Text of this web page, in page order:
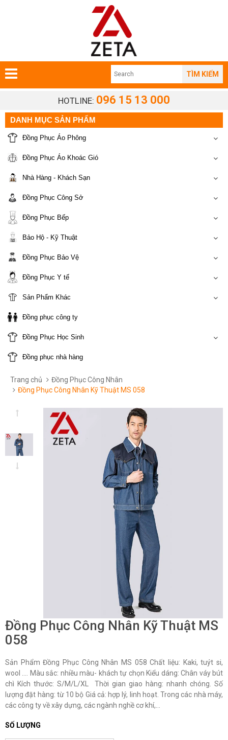
TÌM KIẾM
HOTLINE: 096 15 13 000
DANH MỤC SẢN PHẨM
Đồng Phục Áo Phông
Đồng Phục Áo Khoác Gió
Nhà Hàng - Khách Sạn
Đồng Phục Công Sở
Đồng Phục Bếp
Bảo Hộ - Kỹ Thuật
Đồng Phục Bảo Vệ
Đồng Phục Y tế
Sản Phẩm Khác
Đồng phục công ty
Đồng Phục Học Sinh
Đồng phục nhà hàng
Trang chủ
Đồng Phục Công Nhân
Đồng Phục Công Nhân Kỹ Thuật MS 058
Đồng Phục Công Nhân Kỹ Thuật MS
058
Sản Phẩm Đồng Phục Công Nhân MS 058 Chất liệu: Kaki, tuýt si,
wool …. Màu sắc: nhiều màu- khách tự chọn Kiểu dáng: Chân váy bút
chì Kích thước: S/M/L/XL Thời gian giao hàng: nhanh chóng. Số
lượng đặt hàng: từ 10 bộ Giá cả: hợp lý, linh hoạt. Trong các nhà máy,
các công ty về xây dựng, các ngành nghề cơ khí,...
SỐ LƯỢNG